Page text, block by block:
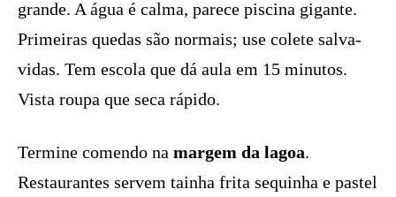
grande. A água é calma, parece piscina gigante.
Primeiras quedas são normais; use colete salva-
vidas. Tem escola que dá aula em 15 minutos.
Vista roupa que seca rápido.
Termine comendo na margem da lagoa.
Restaurantes servem tainha frita sequinha e pastel